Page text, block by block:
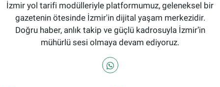
İzmir yol tarifi modülleriyle platformumuz, geleneksel bir
gazetenin ötesinde İzmir'in dijital yaşam merkezidir.
Doğru haber, anlık takip ve güçlü kadrosuyla İzmir’in
mühürlü sesi olmaya devam ediyoruz.